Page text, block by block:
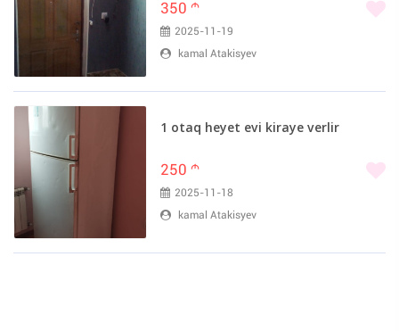
350 m
2025-11-19
kamal Atakisyev
1 otaq heyet evi kiraye verlir
250 m
2025-11-18
kamal Atakisyev